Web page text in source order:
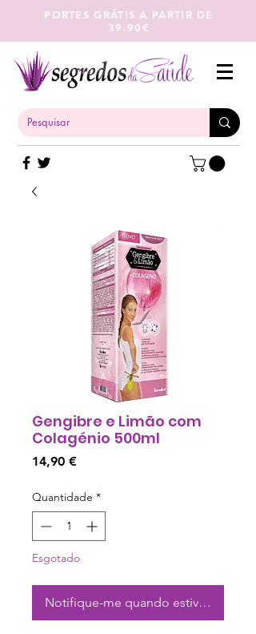
PORTES GRÁTIS A PARTIR DE
39.90€
Gengibre e Limão com
Colagénio 500ml
14,90 €Preço
Quantidade *
Esgotado
Notifique-me quando estiver